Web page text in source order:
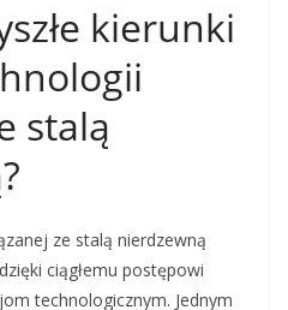
kierunki
stalą
ze stalą nierdzewną
ciągłemu postępowi
technologicznym. Jednym